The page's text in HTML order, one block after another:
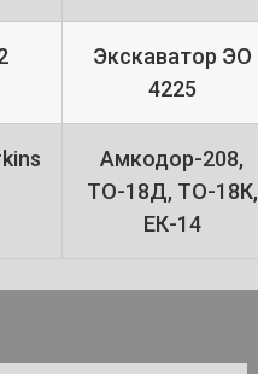
Экскаватор ЭО
4225
Амкодор-208,
ТО-18Д, ТО-18К,
ЕК-14